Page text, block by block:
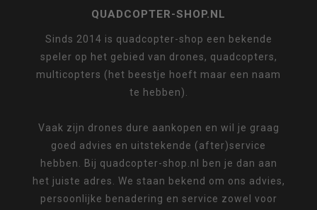
QUADCOPTER-SHOP.NL
Sinds 2014 is quadcopter-shop een bekende
speler op het gebied van drones, quadcopters,
multicopters (het beestje hoeft maar een naam
te hebben).
Vaak zijn drones dure aankopen en wil je graag
goed advies en uitstekende (after)service
hebben. Bij quadcopter-shop.nl ben je dan aan
het juiste adres. We staan bekend om ons advies,
persoonlijke benadering en service zowel voor